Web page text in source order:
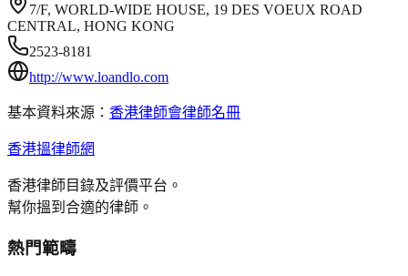
7/F, WORLD-WIDE HOUSE, 19 DES VOEUX ROAD
CENTRAL, HONG KONG
2523-8181
http://www.loandlo.com
基本資料來源： 香港律師會律師名冊
香港搵律師網
香港律師目錄及評價平台。
幫你搵到合適的律師。
熱門範疇